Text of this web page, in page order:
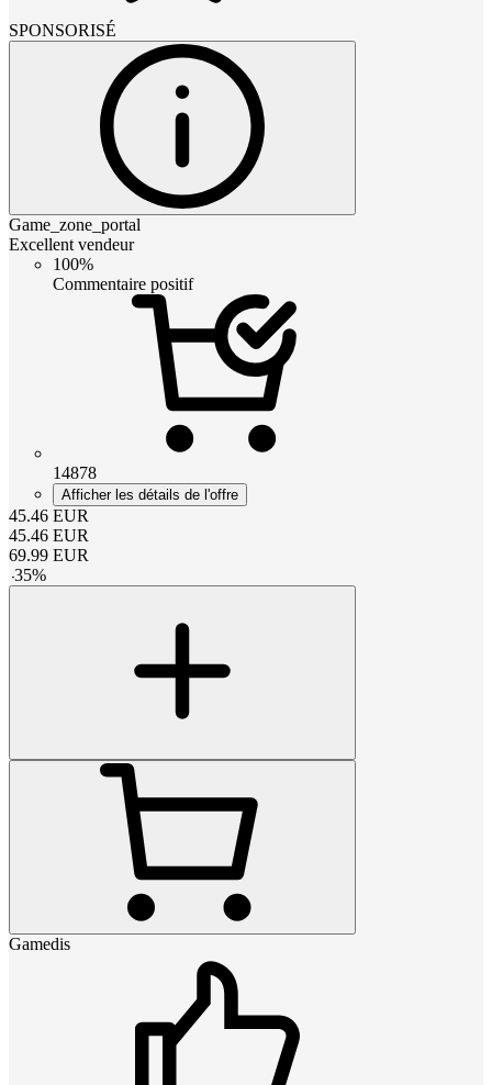
SPONSORISÉ
Game_zone_portal
Excellent vendeur
100%
Commentaire positif
14878
Afficher les détails de l'offre
45.46 EUR
45.46 EUR
69.99 EUR
-35%
Gamedis